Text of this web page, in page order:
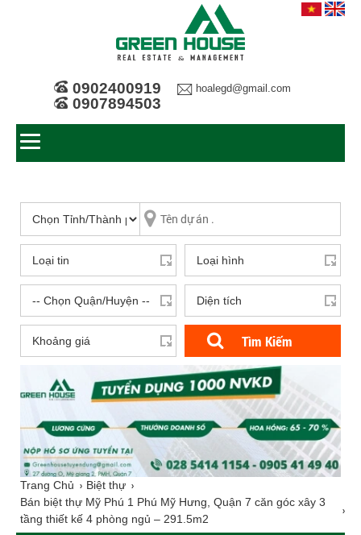
0902400919
0907894503
hoalegd@gmail.com
Tìm Kiếm
Trang Chủ
Biệt thự
Bán biệt thự Mỹ Phú 1 Phú Mỹ Hưng, Quận 7 căn góc xây 3
tầng thiết kế 4 phòng ngủ – 291.5m2